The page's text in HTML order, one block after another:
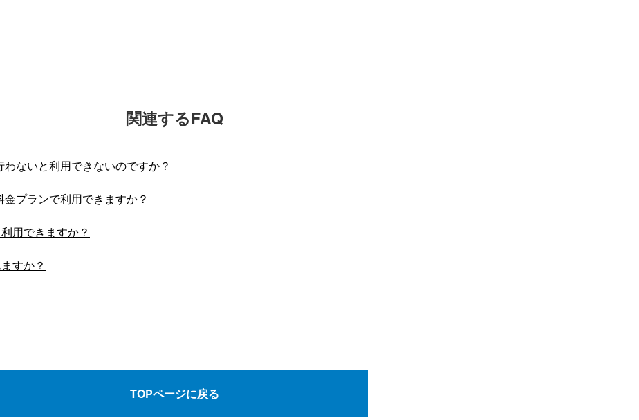
関連するFAQ
ないと利用できないのですか？
金プランで利用できますか？
用できますか？
すか？
TOPページに戻る